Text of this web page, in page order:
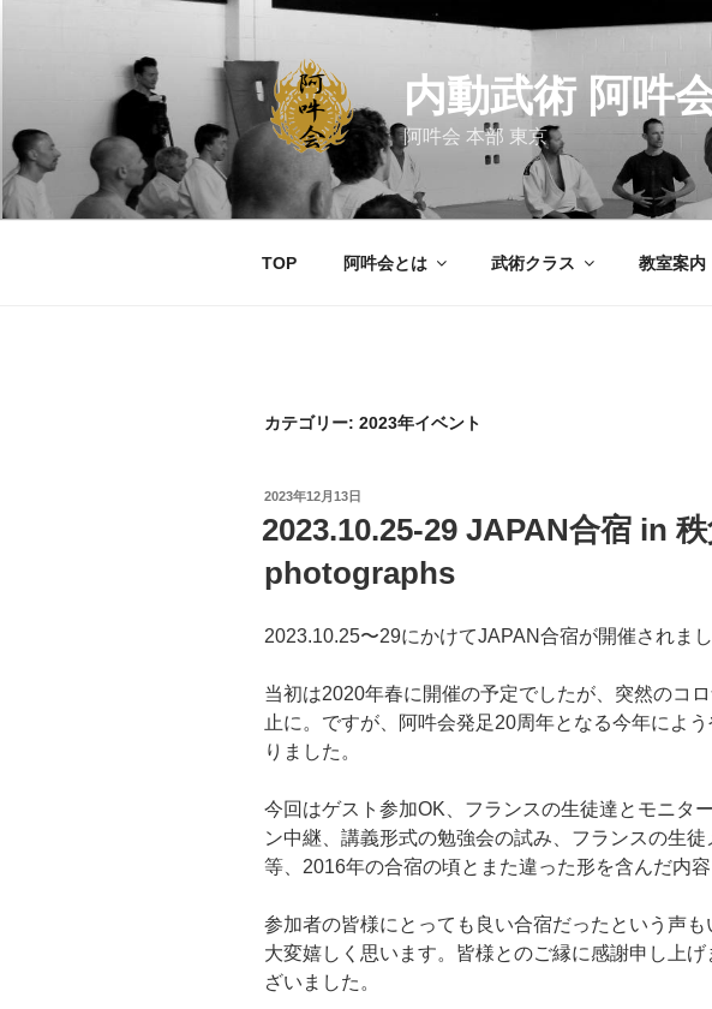
ツ
へ
ス
キ
内動武術 阿吽
阿吽会 本部 東京
TOP 阿吽会とは 武術クラス 教室案内
カテゴリー: 2023年イベント
投
日:
2023年12月13日
2023.10.25-29 JAPAN合宿 in
photographs
2023.10.25〜29にかけてJAPAN合宿が開催されまし
当初は2020年春に開催の予定でしたが、突然のコ
止に。ですが、阿吽会発足20周年となる今年によ
りました。
今回はゲスト参加OK、フランスの生徒達とモニタ
ン中継、講義形式の勉強会の試み、フランスの生
等、2016年の合宿の頃とまた違った形を含んだ内容
参加者の皆様にとっても良い合宿だったという声も
大変嬉しく思います。皆様とのご縁に感謝申し上
ざいました。